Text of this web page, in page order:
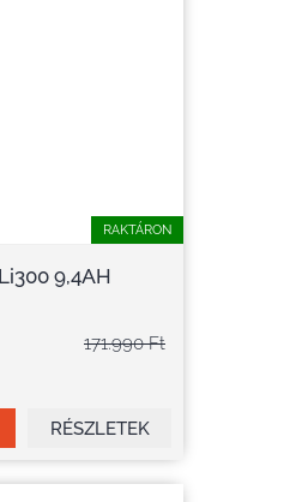
RAKTÁRON
9,4AH
171.990 Ft
RÉSZLETEK